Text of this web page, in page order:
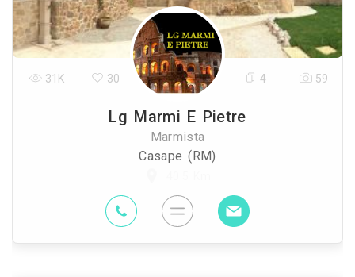
Lg Marmi E Pietre
Marmista
Casape (RM)
31K 30 4 59